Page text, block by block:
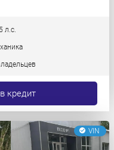
л.с.
кредит
VIN